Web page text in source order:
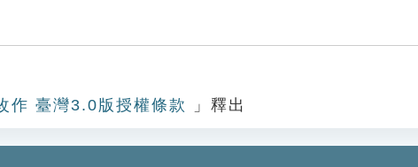
作 臺灣3.0版授權條款 」釋出